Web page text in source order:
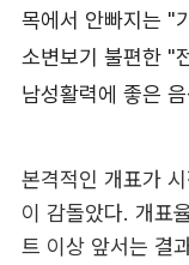
본격적인 개표가
이 감돌았다. 개표
트 이상 앞서는 결